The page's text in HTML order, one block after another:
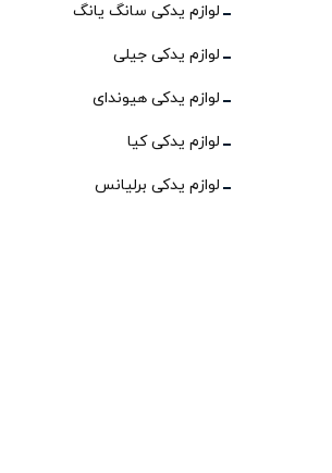
لوازم یدکی سانگ یانگ
لوازم یدکی جیلی
لوازم یدکی هیوندای
لوازم یدکی کیا
لوازم یدکی برلیانس